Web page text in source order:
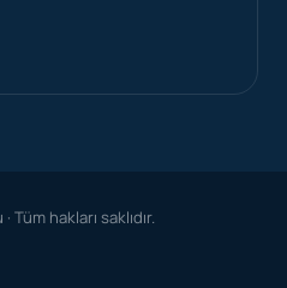
Tüm hakları saklıdır.